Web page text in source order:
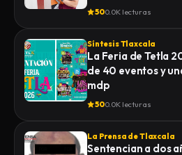
500.0K lecturas
Síntesis Tlaxcala
La Feria de Tetla
de 40 eventos y
mdp
500.0K lecturas
La Prensa de Tlaxcala
Sentencian a dos